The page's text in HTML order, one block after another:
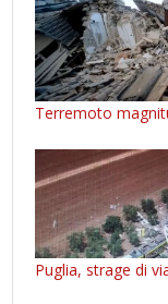
Terremoto
Puglia, strage di